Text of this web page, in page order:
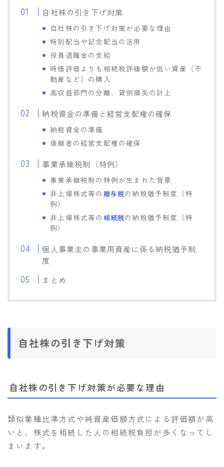
自社株の引き下げ対策
自社株の引き下げ対策が必要な理由
特別配当や記念配当の活用
役員退職金の支給
時価評価よりも相続税評価額が低い資産（不
動産など）の購入
高収益部門の分離、貸倒損失の計上
納税資金の準備と経営支配権の確保
納税資金の準備
後継者の経営支配権の確保
事業承継税制（特例）
事業承継税制の特例が生まれた背景
非上場株式等の 贈与税の納税猶予制度（特
例）
非上場株式等の 相続税の納税猶予制度（特
例）
個人事業主の事業用資産に係る納税猶予制
度
まとめ
自社株の引き下げ対策
自社株の引き下げ対策が必要な理由
類似業種比準方式や純資産価額方式による評価額が高
いと、株式を相続した人の相続税負担が多くなってし
まいます。